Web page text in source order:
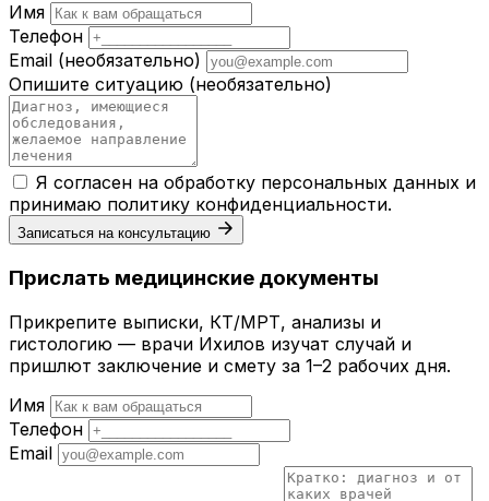
Имя
Телефон
Email (необязательно)
Опишите ситуацию (необязательно)
Я согласен на обработку персональных данных и
принимаю политику конфиденциальности.
Записаться на консультацию
Прислать медицинские документы
Прикрепите выписки, КТ/МРТ, анализы и
гистологию — врачи Ихилов изучат случай и
пришлют заключение и смету за 1–2 рабочих дня.
Имя
Телефон
Email